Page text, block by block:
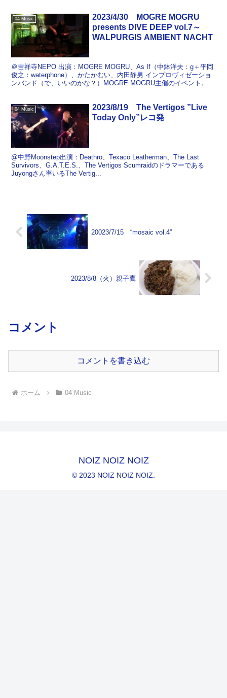
04 Music
2023/4/30 MOGRE MOGRU
presents DIVE DEEP vol.7～
WALPURGIS AMBIENT NACHT
＠吉祥寺NEPO 出演：MOGRE MOGRU、As If（中鉢洋夫：g＋平岡
俊之：waterphone）、かたかむい、内田静男 インプロヴィゼーショ
ンバンド（で、いいのかな？）MOGRE MOGRU主催のイベント。
04 Music
2023/8/19 The Vertigos ”Live
Today Only”レコ発
@中野Moonstep出演：Deathro、Texaco Leatherman、The Last
Survivors、G.A.T.E.S.、The Vertigos Scumraidのドラマーである
Juyongさん率いるThe Vertig...
20023/7/15 “mosaic vol.4”
2023/8/8（火）親子鷹
コメント
コメントを書き込む
ホーム 04 Music
NOIZ NOIZ NOIZ
© 2023 NOIZ NOIZ NOIZ.